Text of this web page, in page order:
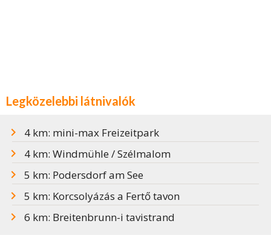
Legközelebbi látnivalók
4 km: mini-max Freizeitpark
4 km: Windmühle / Szélmalom
5 km: Podersdorf am See
5 km: Korcsolyázás a Fertő tavon
6 km: Breitenbrunn-i tavistrand